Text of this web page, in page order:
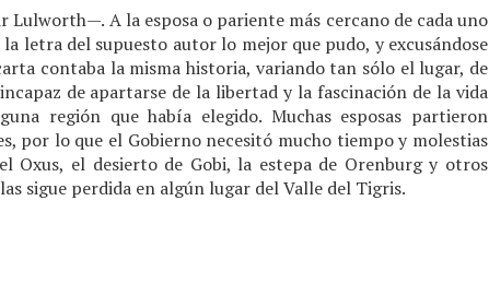
A la esposa o pariente más cercano de cada uno
letra del supuesto autor lo mejor que pudo, y excusándose
contaba la misma historia, variando tan sólo el lugar, de
de apartarse de la libertad y la fascinación de la vida
región que había elegido. Muchas esposas partieron
por lo que el Gobierno necesitó mucho tiempo y molestias
Oxus, el desierto de Gobi, la estepa de Orenburg y otros
sigue perdida en algún lugar del Valle del Tigris.